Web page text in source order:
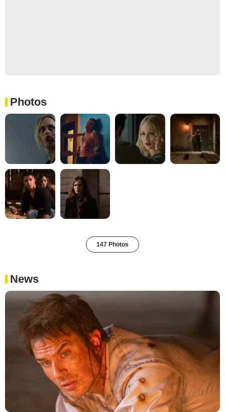
Photos
147 Photos
News